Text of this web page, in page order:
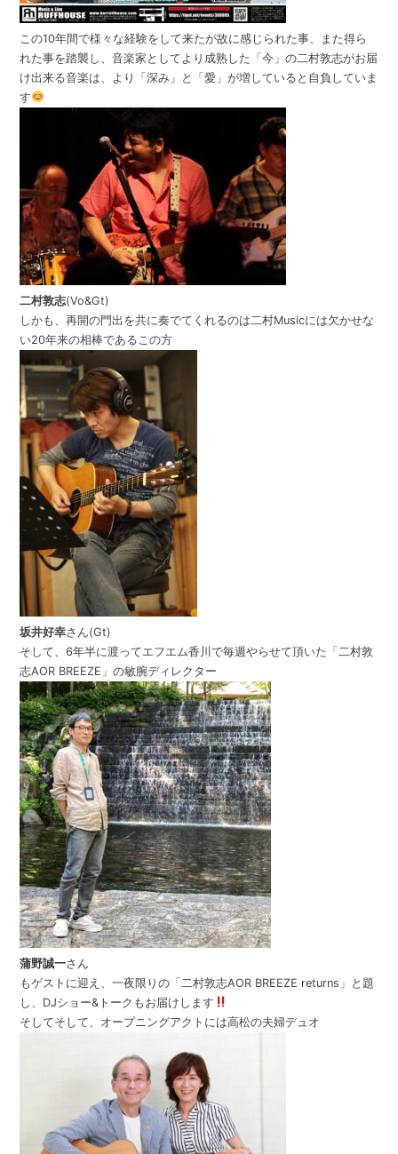
この10年間で様々な経験をして来たが故に感じられた事、また得ら
れた事を踏襲し、音楽家としてより成熟した「今」の二村敦志がお届
け出来る音楽は、より「深み」と「愛」が増していると自負していま
す
二村敦志(Vo&Gt)
しかも、再開の門出を共に奏でてくれるのは二村Musicには欠かせな
い20年来の相棒であるこの方
坂井好幸さん(Gt)
そして、6年半に渡ってエフエム香川で毎週やらせて頂いた「二村敦
志AOR BREEZE」の敏腕ディレクター
蒲野誠一さん
もゲストに迎え、一夜限りの「二村敦志AOR BREEZE returns」と題
し、DJショー&トークもお届けします
そしてそして、オープニングアクトには高松の夫婦デュオ